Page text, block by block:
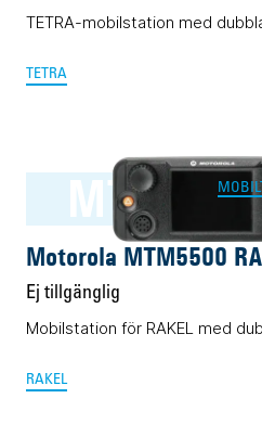
TETRA-mobilstation med
TETRA
Motorola MTM5500
Ej tillgänglig
Mobilstation för RAKEL med
RAKEL